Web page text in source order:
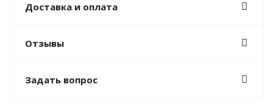
Доставка и оплата
Отзывы
Задать вопрос